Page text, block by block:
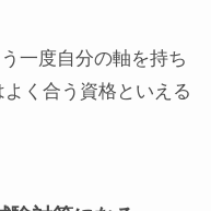
一度自分の軸を持ち
く合う資格といえる